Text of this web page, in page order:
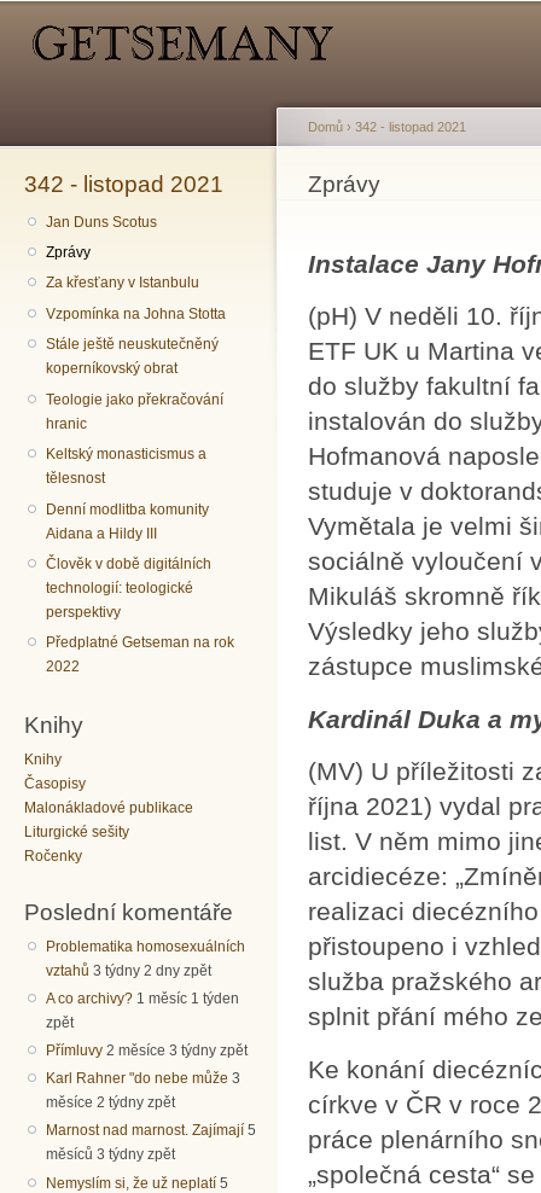
342 - listopad 2021
Jan Duns Scotus
Zprávy
Za křesťany v Istanbulu
Vzpomínka na Johna Stotta
Stále ještě neuskutečněný
koperníkovský obrat
Teologie jako překračování
hranic
Keltský monasticismus a
tělesnost
Denní modlitba komunity
Aidana a Hildy III
Člověk v době digitálních
technologií: teologické
perspektivy
Předplatné Getseman na rok
2022
Knihy
Knihy
Časopisy
Malonákladové publikace
Liturgické sešity
Ročenky
Poslední komentáře
Problematika homosexuálních
vztahů 3 týdny 2 dny zpět
A co archivy? 1 měsíc 1 týden
zpět
Přímluvy 2 měsíce 3 týdny zpět
Karl Rahner "do nebe může 3
měsíce 2 týdny zpět
Marnost nad marnost. Zajímají 5
měsíců 3 týdny zpět
Nemyslím si, že už neplatí 5
Jste zde
Domů › 342 - listopad 2021
Zprávy
Instalace Jany
(pH) V neděli 10.
ETF UK u Martina
do služby fakultní
instalován do
Hofmanová
studuje v
Vymětala je velmi
sociálně vyloučení
Mikuláš skromně
Výsledky jeho
zástupce
Kardinál Duka a
(MV) U příležitosti
října 2021) vydal
list. V něm mimo
arcidiecéze:
realizaci
přistoupeno i
služba pražského
splnit přání mého
Ke konání
církve v ČR v roce
práce plenárního
„společná cesta“